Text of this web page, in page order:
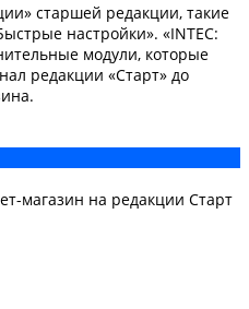
старшей редакции, такие
настройки». «INTEC:
модули, которые
редакции «Старт» до